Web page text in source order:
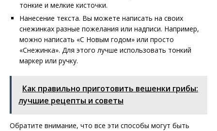
тонкие и мелкие кисточки.
Нанесение текста. Вы можете написать на своих
снежинках разные пожелания или надписи. Например,
можно написать «С Новым годом» или просто
«Снежинка». Для этого лучше использовать тонкий
маркер или ручку.
Как правильно приготовить вешенки грибы:
лучшие рецепты и советы
Обратите внимание, что все эти способы могут быть